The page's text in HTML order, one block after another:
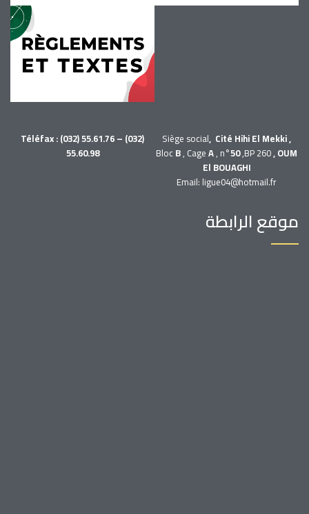
Siège social, Cité Hihi El Mekki ,
BlocB, CageA, n°50,BP 260, OUM
El BOUAGHI
Téléfax : (032) 55.61.76 – (032)
55.60.98
Email: ligue04@hotmail.fr
موقع الرابطة